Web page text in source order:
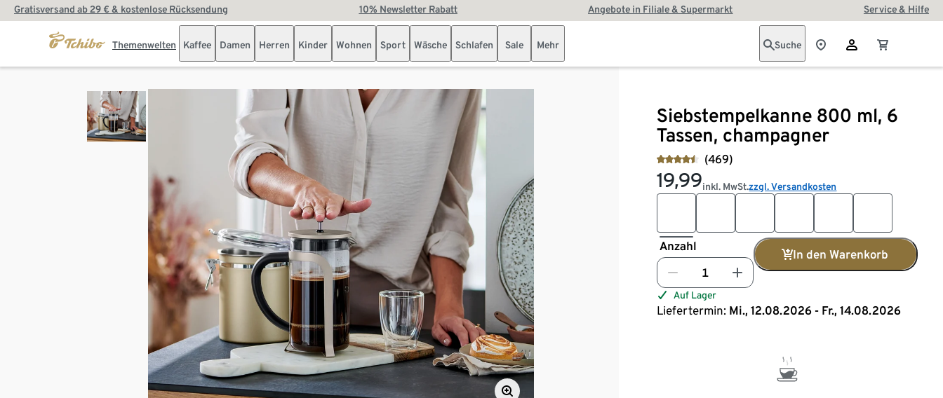
Gratisversand ab 29 € & kostenlose Rücksendung 10% Newsletter Rabatt Angebote in Filiale & Supermarkt Service & Hilfe
Themenwelten Kaffee Damen Herren Kinder Wohnen Sport Wäsche Schlafen Sale Mehr Suche
Siebstempelkanne 800 ml, 6
Tassen, champagner
(469)
19,99inkl. MwSt.zzgl. Versandkosten
Anzahl
In den Warenkorb
Auf Lager
Liefertermin: Mi., 12.08.2026 - Fr., 14.08.2026